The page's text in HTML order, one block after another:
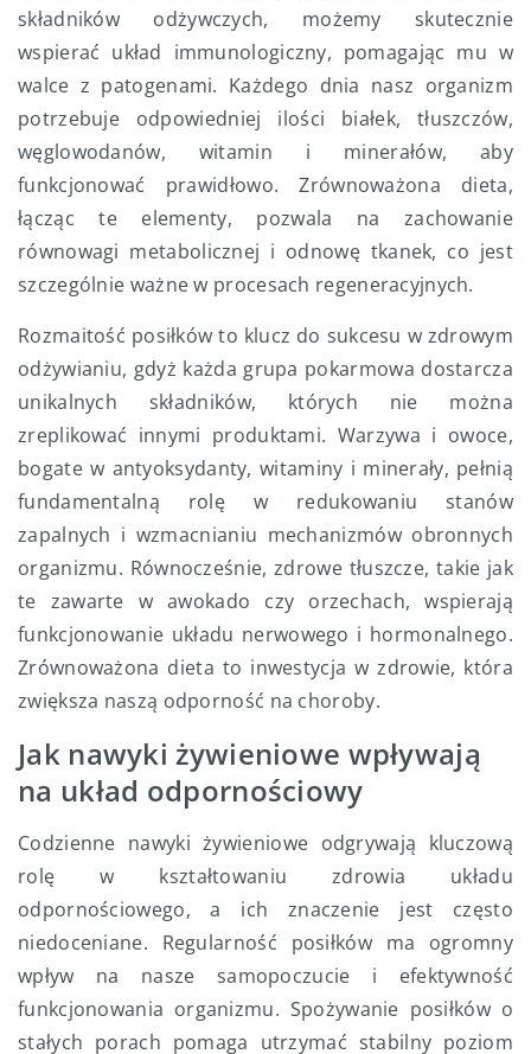
składników odżywczych, możemy skutecznie
wspierać układ immunologiczny, pomagając mu w
walce z patogenami. Każdego dnia nasz organizm
potrzebuje odpowiedniej ilości białek, tłuszczów,
węglowodanów, witamin i minerałów, aby
funkcjonować prawidłowo. Zrównoważona dieta,
łącząc te elementy, pozwala na zachowanie
równowagi metabolicznej i odnowę tkanek, co jest
szczególnie ważne w procesach regeneracyjnych.
Rozmaitość posiłków to klucz do sukcesu w zdrowym
odżywianiu, gdyż każda grupa pokarmowa dostarcza
unikalnych składników, których nie można
zreplikować innymi produktami. Warzywa i owoce,
bogate w antyoksydanty, witaminy i minerały, pełnią
fundamentalną rolę w redukowaniu stanów
zapalnych i wzmacnianiu mechanizmów obronnych
organizmu. Równocześnie, zdrowe tłuszcze, takie jak
te zawarte w awokado czy orzechach, wspierają
funkcjonowanie układu nerwowego i hormonalnego.
Zrównoważona dieta to inwestycja w zdrowie, która
zwiększa naszą odporność na choroby.
Jak nawyki żywieniowe wpływają
na układ odpornościowy
Codzienne nawyki żywieniowe odgrywają kluczową
rolę w kształtowaniu zdrowia układu
odpornościowego, a ich znaczenie jest często
niedoceniane. Regularność posiłków ma ogromny
wpływ na nasze samopoczucie i efektywność
funkcjonowania organizmu. Spożywanie posiłków o
stałych porach pomaga utrzymać stabilny poziom